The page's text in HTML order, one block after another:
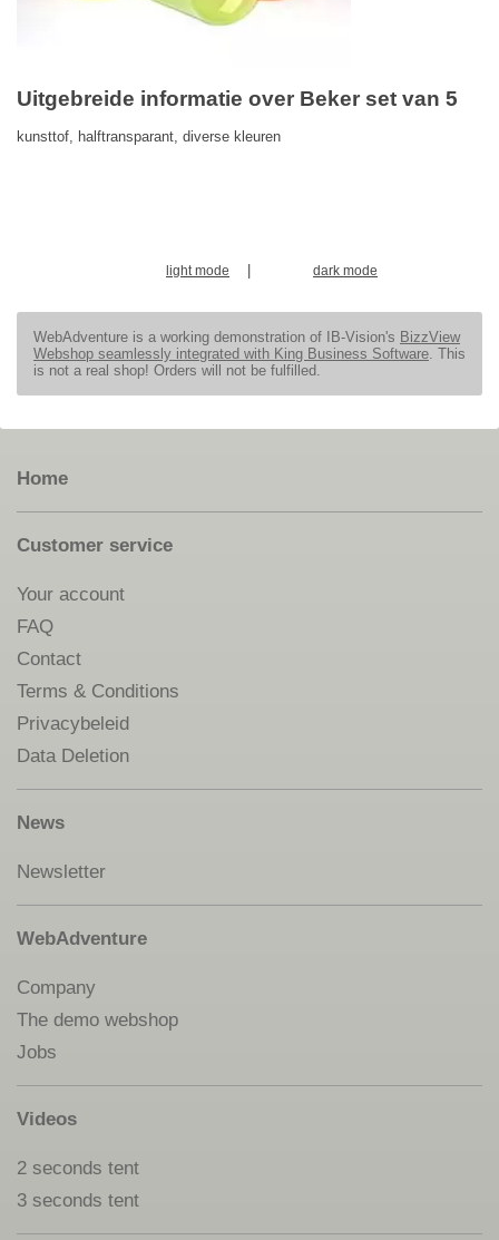
Uitgebreide informatie over Beker set van 5
kunsttof, halftransparant, diverse kleuren
light mode | dark mode
WebAdventure is a working demonstration of IB-Vision's BizzView
Webshop seamlessly integrated with King Business Software . This
is not a real shop! Orders will not be fulfilled.
Home
Customer service
Your account
FAQ
Contact
Terms & Conditions
Privacybeleid
Data Deletion
News
Newsletter
WebAdventure
Company
The demo webshop
Jobs
Videos
2 seconds tent
3 seconds tent